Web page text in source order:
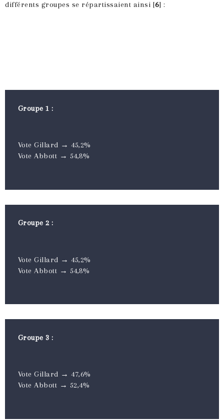
différents groupes se répartissaient ainsi [6] :
Groupe 1 :
Vote Gillard → 45,2%
Vote Abbott → 54,8%
Groupe 2 :
Vote Gillard → 45,2%
Vote Abbott → 54,8%
Groupe 3 :
Vote Gillard → 47,6%
Vote Abbott → 52,4%